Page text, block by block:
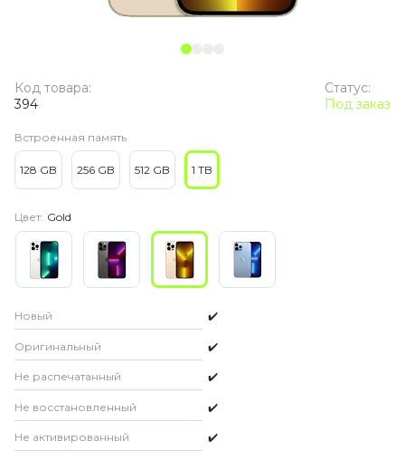
Статус:
Под заказ
Код товара:
394
Встроенная память
128 GB 256 GB 512 GB 1 TB
Цвет: Gold
Новый ✔️
Оригинальный ✔️
Не распечатанный ✔️
Не восстановленный ✔️
Не активированный ✔️